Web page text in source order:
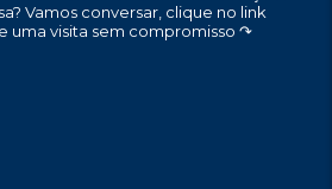
Vamos conversar, clique no link
uma visita sem compromisso ↷